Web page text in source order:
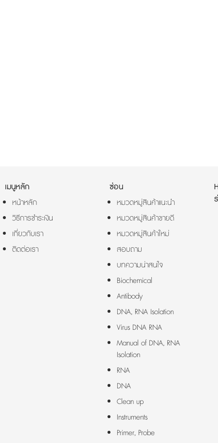
เมนูหลัก
หน้าหลัก
วิธีการชำระเงิน
เกี่ยวกับเรา
ติดต่อเรา
ซ่อน
หมวดหมู่สินค้าแนะนำ
หมวดหมู่สินค้าขายดี
หมวดหมู่สินค้าใหม่
สอบถาม
บทความน่าสนใจ
Biochemical
Antibody
DNA, RNA Isolation
Virus DNA RNA
Manual of DNA, RNA
Isolation
RNA
DNA
Clean up
Instruments
Primer, Probe